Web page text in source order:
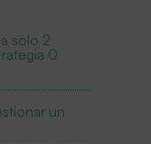
solo 2
0
un